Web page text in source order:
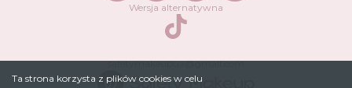
Ta strona korzysta z plików cookies w celu
Wersja alternatywna
TikTok
safetymakeupua@gmail.com